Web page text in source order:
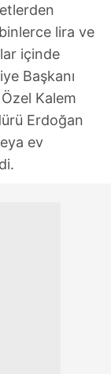
lira ve
içinde
Başkanı
Kalem
Erdoğan
ev